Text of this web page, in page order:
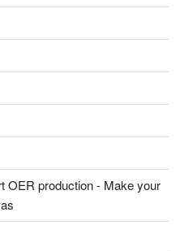
OER production - Make your